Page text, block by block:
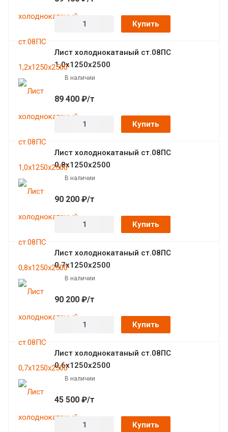
Купить
Лист холоднокатаный ст.08ПС
1,0х1250х2500
В наличии
89 400 ₽/т
Купить
Лист холоднокатаный ст.08ПС
0,8х1250х2500
В наличии
90 200 ₽/т
Купить
Лист холоднокатаный ст.08ПС
0,7х1250х2500
В наличии
90 200 ₽/т
Купить
Лист холоднокатаный ст.08ПС
0,6х1250х2500
В наличии
45 500 ₽/т
Купить